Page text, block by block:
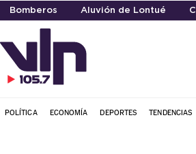
Bomberos Aluvión de Lontué
POLÍTICA ECONOMÍA DEPORTES TENDENCIAS